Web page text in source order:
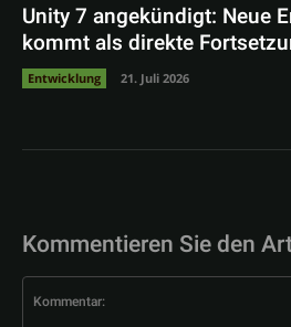
Unity 7 angekündigt: Neue
kommt als direkte
Entwicklung 21. Juli 2026
Kommentieren Sie den